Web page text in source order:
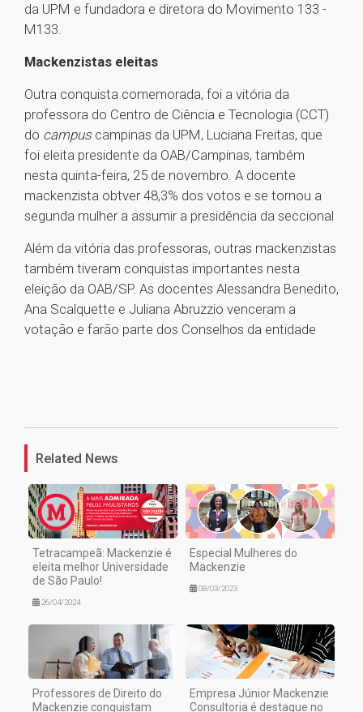
da UPM e fundadora e diretora do Movimento 133 -
M133.
Mackenzistas eleitas
Outra conquista comemorada, foi a vitória da
professora do Centro de Ciência e Tecnologia (CCT)
do campus campinas da UPM, Luciana Freitas, que
foi eleita presidente da OAB/Campinas, também
nesta quinta-feira, 25 de novembro. A docente
mackenzista obtver 48,3% dos votos e se tornou a
segunda mulher a assumir a presidência da seccional
Além da vitória das professoras, outras mackenzistas
também tiveram conquistas importantes nesta
eleição da OAB/SP. As docentes Alessandra Benedito,
Ana Scalquette e Juliana Abruzzio venceram a
votação e farão parte dos Conselhos da entidade
Related News
Tetracampeã: Mackenzie é
eleita melhor Universidade
de São Paulo!
26/04/2024
Especial Mulheres do
Mackenzie
08/03/2023
Professores de Direito do
Mackenzie conquistam
Empresa Júnior Mackenzie
Consultoria é destaque no